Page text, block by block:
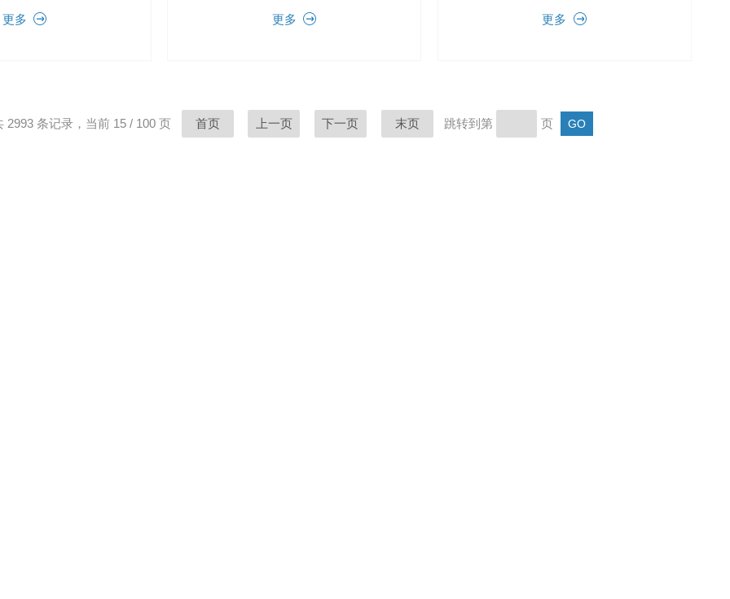
。
更多
差，流体压力推动关闭件向上移动，打
更多
闭。可以长时间保持关闭或打开状态，
更多
2993 条记录，当前 15 / 100 页 首页 上一页 下一页 末页 跳转到第 页